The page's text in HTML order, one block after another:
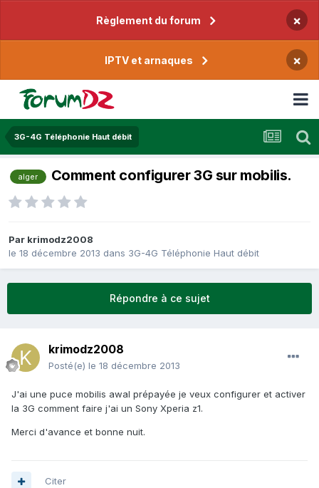
Règlement du forum ×
IPTV et arnaques ×
3G-4G Téléphonie Haut débit
alger Comment configurer 3G sur mobilis.
Par krimodz2008
le 18 décembre 2013 dans 3G-4G Téléphonie Haut débit
Répondre à ce sujet
krimodz2008
Posté(e) le 18 décembre 2013
J'ai une puce mobilis awal prépayée je veux configurer et activer
la 3G comment faire j'ai un Sony Xperia z1.
Merci d'avance et bonne nuit.
Citer